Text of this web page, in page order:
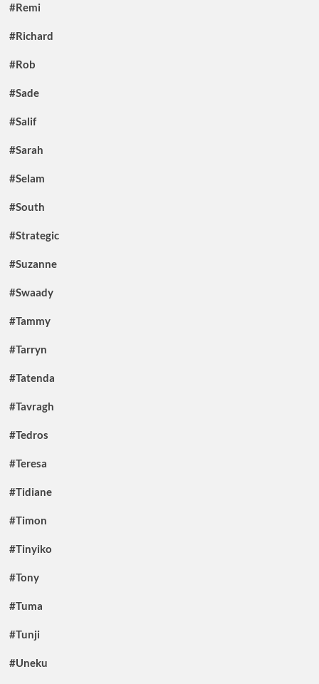
#Remi
#Richard
#Rob
#Sade
#Salif
#Sarah
#Selam
#South
#Strategic
#Suzanne
#Swaady
#Tammy
#Tarryn
#Tatenda
#Tavragh
#Tedros
#Teresa
#Tidiane
#Timon
#Tinyiko
#Tony
#Tuma
#Tunji
#Uneku